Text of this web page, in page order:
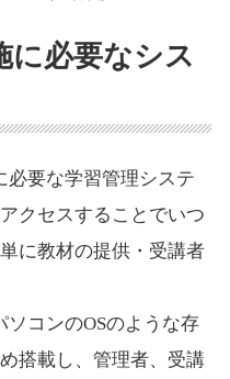
に必要なシス
必要な学習管理システ
クセスすることでいつ
に教材の提供・受講者
コンのOSのような存
搭載し、管理者、受講